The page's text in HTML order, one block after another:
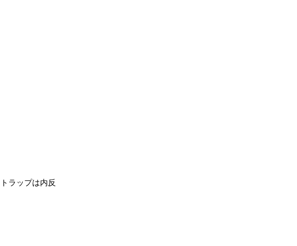
ラップは内反